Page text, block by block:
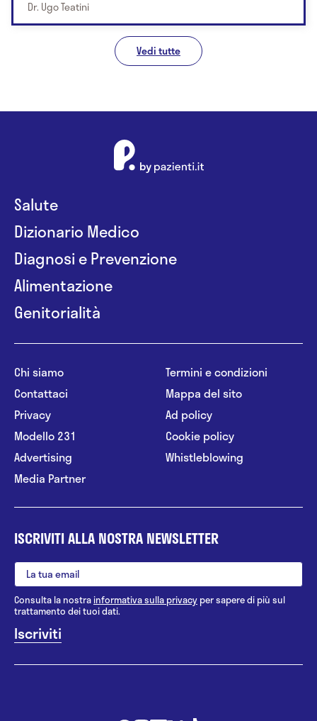
Dr. Ugo Teatini
Vedi tutte
Salute
Dizionario Medico
Diagnosi e Prevenzione
Alimentazione
Genitorialità
Chi siamo
Contattaci
Privacy
Modello 231
Advertising
Media Partner
Termini e condizioni
Mappa del sito
Ad policy
Cookie policy
Whistleblowing
ISCRIVITI ALLA NOSTRA NEWSLETTER
Consulta la nostrainformativa sulla privacy per sapere di più sul
trattamento dei tuoi dati.